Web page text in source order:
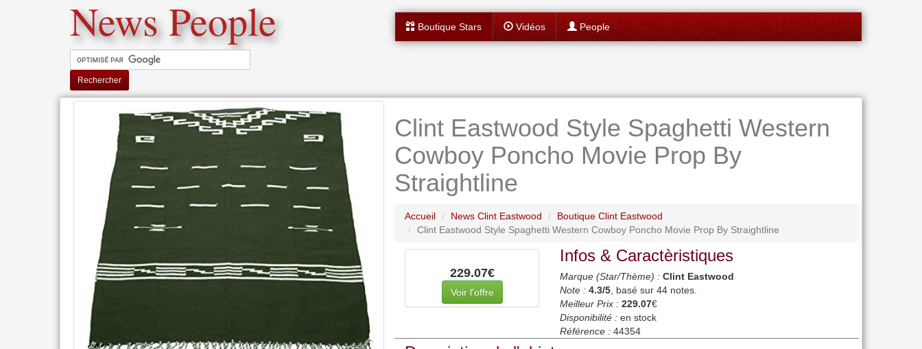
News People
Rechercher
Boutique Stars Vidéos People
Clint Eastwood Style Spaghetti Western
Cowboy Poncho Movie Prop By
Straightline
Accueil News Clint Eastwood
Boutique Clint Eastwood
Clint Eastwood Style Spaghetti Western Cowboy Poncho Movie Prop By Straightline
229.07€
Voir l'offre
Infos & Caractèristiques
Marque (Star/Thème) : Clint Eastwood
Note : 4.3/5, basé sur 44notes.
Meilleur Prix : 229.07€
Disponibilité : en stock
Référence : 44354